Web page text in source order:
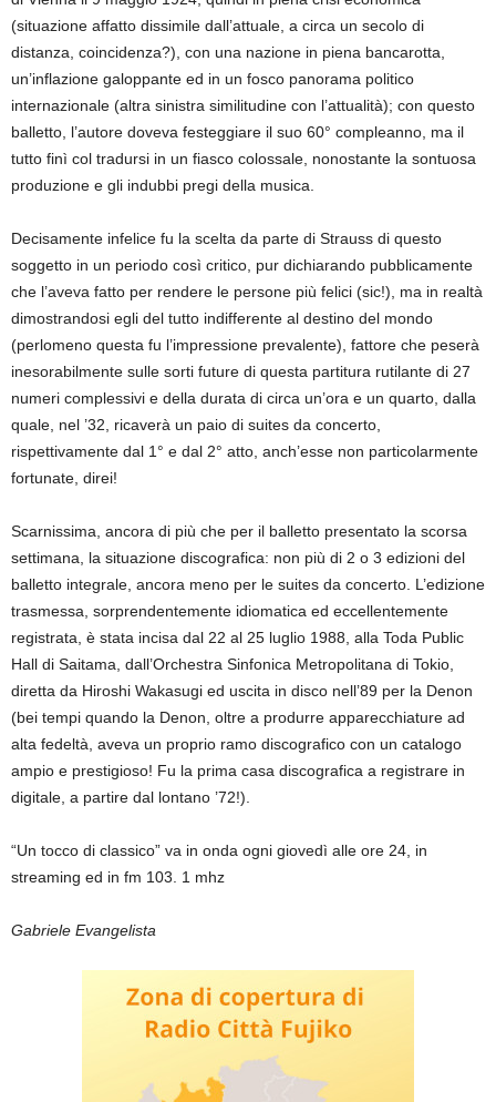
(situazione affatto dissimile dall’attuale, a circa un secolo di
distanza, coincidenza?), con una nazione in piena bancarotta,
un’inflazione galoppante ed in un fosco panorama politico
internazionale (altra sinistra similitudine con l’attualità); con questo
balletto, l’autore doveva festeggiare il suo 60° compleanno, ma il
tutto finì col tradursi in un fiasco colossale, nonostante la sontuosa
produzione e gli indubbi pregi della musica.
Decisamente infelice fu la scelta da parte di Strauss di questo
soggetto in un periodo così critico, pur dichiarando pubblicamente
che l’aveva fatto per rendere le persone più felici (sic!), ma in realtà
dimostrandosi egli del tutto indifferente al destino del mondo
(perlomeno questa fu l’impressione prevalente), fattore che peserà
inesorabilmente sulle sorti future di questa partitura rutilante di 27
numeri complessivi e della durata di circa un’ora e un quarto, dalla
quale, nel ’32, ricaverà un paio di suites da concerto,
rispettivamente dal 1° e dal 2° atto, anch’esse non particolarmente
fortunate, direi!
Scarnissima, ancora di più che per il balletto presentato la scorsa
settimana, la situazione discografica: non più di 2 o 3 edizioni del
balletto integrale, ancora meno per le suites da concerto. L’edizione
trasmessa, sorprendentemente idiomatica ed eccellentemente
registrata, è stata incisa dal 22 al 25 luglio 1988, alla Toda Public
Hall di Saitama, dall’Orchestra Sinfonica Metropolitana di Tokio,
diretta da Hiroshi Wakasugi ed uscita in disco nell’89 per la Denon
(bei tempi quando la Denon, oltre a produrre apparecchiature ad
alta fedeltà, aveva un proprio ramo discografico con un catalogo
ampio e prestigioso! Fu la prima casa discografica a registrare in
digitale, a partire dal lontano ’72!).
“Un tocco di classico” va in onda ogni giovedì alle ore 24, in
streaming ed in fm 103. 1 mhz
Gabriele Evangelista